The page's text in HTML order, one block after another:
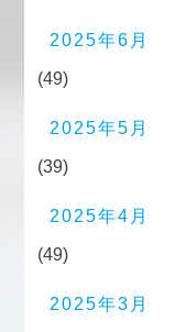
2025年6月
(49)
2025年5月
(39)
2025年4月
(49)
2025年3月